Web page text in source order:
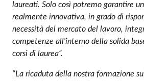
laureati. Solo così potremo garantire
realmente innovativa, in grado di
necessità del mercato del lavoro,
competenze all'interno della solida
corsi di laurea”.
“La ricaduta della nostra formazione